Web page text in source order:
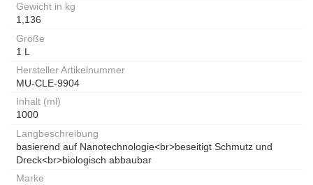
Gewicht in kg
1,136
Größe
1 L
Hersteller Artikelnummer
MU-CLE-9904
Inhalt (ml)
1000
Langbeschreibung
basierend auf Nanotechnologie<br>beseitigt Schmutz und
Dreck<br>biologisch abbaubar
Marke